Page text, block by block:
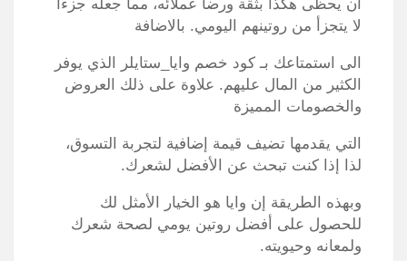
أن يحظى هكذا بثقة ورضا عملائه، مما جعله جزءًا
لا يتجزأ من روتينهم اليومي. بالاضافة
الى استمتاعك بـ كود خصم وايا_ستايلر الذي يوفر
الكثير من المال عليهم. علاوة على ذلك العروض
والخصومات المميزة
التي يقدمها تضيف قيمة إضافية لتجربة التسوق،
لذا إذا كنت تبحث عن الأفضل لشعرك.
وبهذه الطريقة إن وايا هو الخيار الأمثل لك
للحصول على أفضل روتين يومي لصحة شعرك
ولمعانه وحيويته.